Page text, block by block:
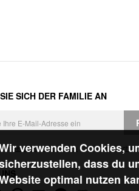
verwenden Cookies,
dass du
optimal nutzen
SICH DER FAMILIE AN
dieGeschäftsbedingungen und die